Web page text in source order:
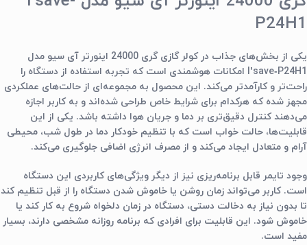
P24H1
یکی از بخش‌های جذاب در کولر گازی گری 24000 اینورتر آی سیو مدل
I’save‑P24H1 امکانات هوشمندی است که تجربه استفاده از دستگاه را
راحت‌تر و کارآمدتر می‌کند. این محصول به مجموعه‌ای از حالت‌های عملکردی
مجهز شده که هرکدام برای شرایط خاص طراحی شده‌اند و به کاربر اجازه
می‌دهند کنترل دقیق‌تری بر دما و جریان هوا داشته باشد. یکی از این
قابلیت‌ها، حالت خواب است که با تنظیم خودکار دما در طول شب، محیطی
آرام و متعادل ایجاد می‌کند و از مصرف انرژی اضافی جلوگیری می‌کند.
وجود تایمر قابل برنامه‌ریزی نیز از دیگر ویژگی‌های کاربردی این دستگاه
است. کاربر می‌تواند زمان روشن یا خاموش شدن دستگاه را از قبل تنظیم کند
تا بدون نیاز به دخالت دستی، دستگاه در زمان دلخواه شروع به کار کند یا
خاموش شود. این قابلیت برای افرادی که برنامه روزانه مشخصی دارند، بسیار
مفید است.